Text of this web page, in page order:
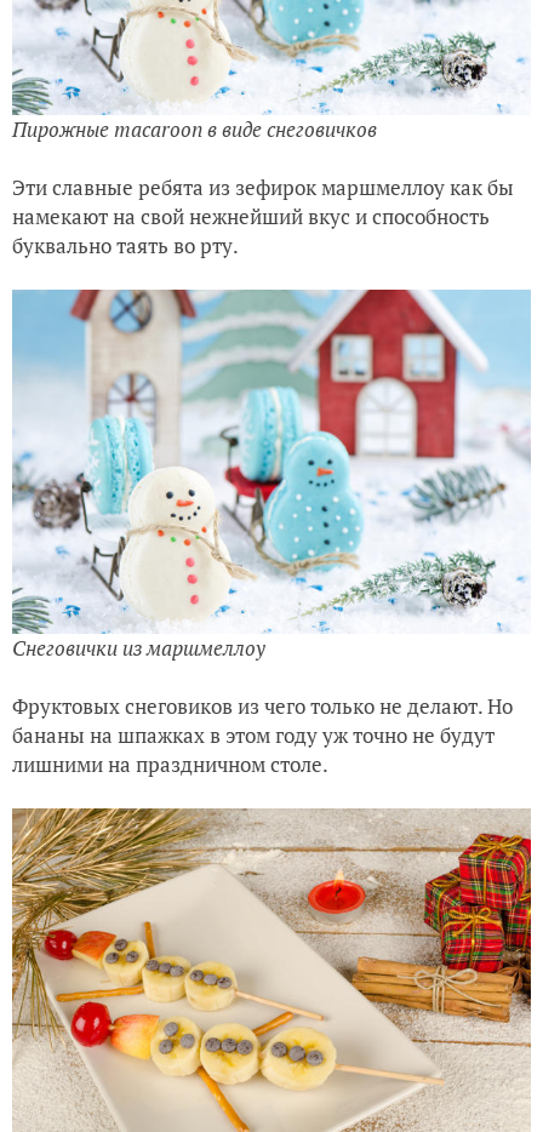
Пирожные macaroon в виде снеговичков
Эти славные ребята из зефирок маршмеллоу как бы
намекают на свой нежнейший вкус и способность
буквально таять во рту.
Снеговички из маршмеллоу
Фруктовых снеговиков из чего только не делают. Но
бананы на шпажках в этом году уж точно не будут
лишними на праздничном столе.